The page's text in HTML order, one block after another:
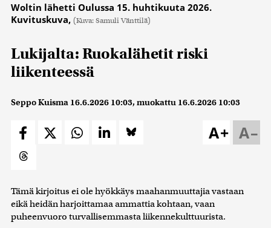
Woltin lähetti Oulussa 15. huhtikuuta 2026.
Kuvituskuva, (Kuva: Samuli Vänttilä)
Lukijalta: Ruokalähetit riski
liikenteessä
Seppo Kuisma 16.6.2026 10:03, muokattu 16.6.2026 10:03
A–
A+
Tämä kirjoitus ei ole hyökkäys maahanmuuttajia vastaan
eikä heidän harjoittamaa ammattia kohtaan, vaan
puheenvuoro turvallisemmasta liikennekulttuurista.